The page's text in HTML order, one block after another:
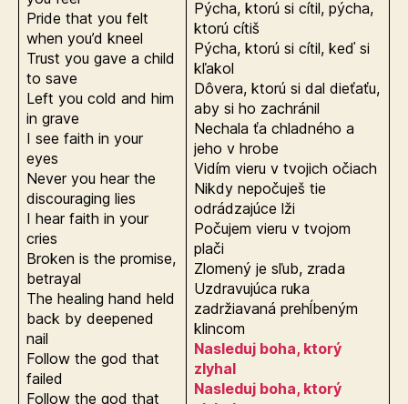
Pride that you felt
when you’d kneel
Trust you gave a child
to save
Left you cold and him
in grave
I see faith in your
eyes
Never you hear the
discouraging lies
I hear faith in your
cries
Broken is the promise,
betrayal
The healing hand held
back by deepened
nail
Follow the god that
failed
Follow the god that
Pýcha, ktorú si cítil, pýcha,
ktorú cítiš
Pýcha, ktorú si cítil, keď si
kľakol
Dôvera, ktorú si dal dieťaťu,
aby si ho zachránil
Nechala ťa chladného a
jeho v hrobe
Vidím vieru v tvojich očiach
Nikdy nepočuješ tie
odrádzajúce lži
Počujem vieru v tvojom
plači
Zlomený je sľub, zrada
Uzdravujúca ruka
zadržiavaná prehĺbeným
klincom
Nasleduj boha, ktorý
zlyhal
Nasleduj boha, ktorý